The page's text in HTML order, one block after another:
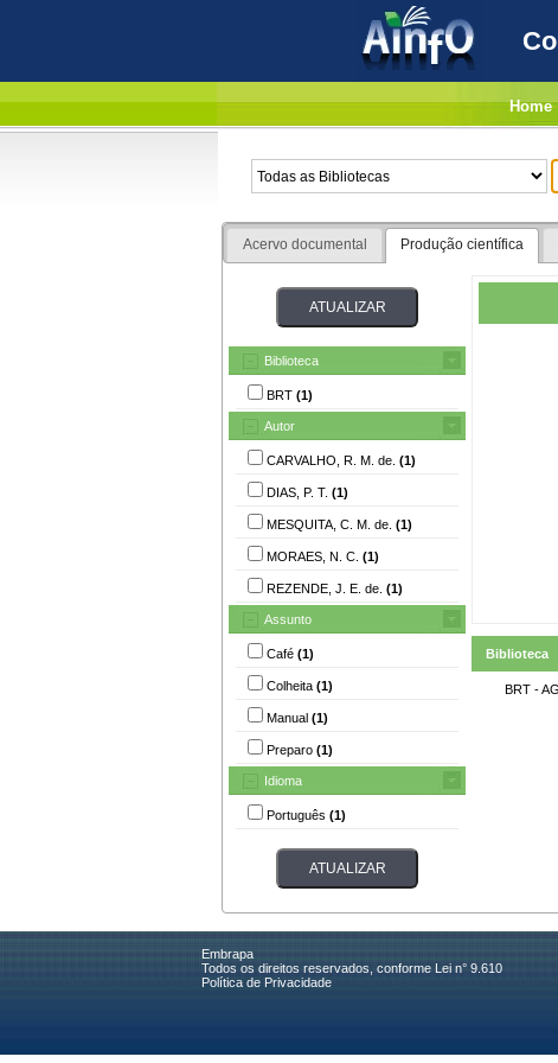
Home
Acervo documental Produção científica
Biblioteca
BRT (1)
Autor
CARVALHO, R. M. de. (1)
DIAS, P. T. (1)
MESQUITA, C. M. de. (1)
MORAES, N. C. (1)
REZENDE, J. E. de. (1)
Assunto
Café (1)
Colheita (1)
Manual (1)
Preparo (1)
Idioma
Português (1)
Biblioteca
BRT - AG
Embrapa
Todos os direitos reservados, conforme Lei n° 9.610
Política de Privacidade